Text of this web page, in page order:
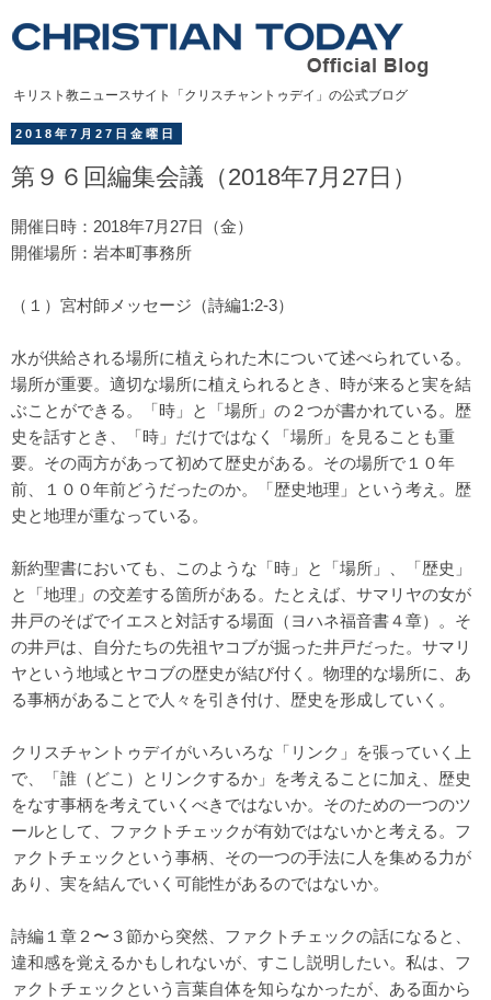
キリスト教ニュースサイト「クリスチャントゥデイ」の公式ブログ
2018年7月27日金曜日
第９６回編集会議（2018年7月27日）
開催日時：2018年7月27日（金）
開催場所：岩本町事務所
（１）宮村師メッセージ（詩編1:2-3）
水が供給される場所に植えられた木について述べられている。
場所が重要。適切な場所に植えられるとき、時が来ると実を結
ぶことができる。「時」と「場所」の２つが書かれている。歴
史を話すとき、「時」だけではなく「場所」を見ることも重
要。その両方があって初めて歴史がある。その場所で１０年
前、１００年前どうだったのか。「歴史地理」という考え。歴
史と地理が重なっている。
新約聖書においても、このような「時」と「場所」、「歴史」
と「地理」の交差する箇所がある。たとえば、サマリヤの女が
井戸のそばでイエスと対話する場面（ヨハネ福音書４章）。そ
の井戸は、自分たちの先祖ヤコブが掘った井戸だった。サマリ
ヤという地域とヤコブの歴史が結び付く。物理的な場所に、あ
る事柄があることで人々を引き付け、歴史を形成していく。
クリスチャントゥデイがいろいろな「リンク」を張っていく上
で、「誰（どこ）とリンクするか」を考えることに加え、歴史
をなす事柄を考えていくべきではないか。そのための一つのツ
ールとして、ファクトチェックが有効ではないかと考える。フ
ァクトチェックという事柄、その一つの手法に人を集める力が
あり、実を結んでいく可能性があるのではないか。
詩編１章２〜３節から突然、ファクトチェックの話になると、
違和感を覚えるかもしれないが、すこし説明したい。私は、フ
ァクトチェックという言葉自体を知らなかったが、ある面から